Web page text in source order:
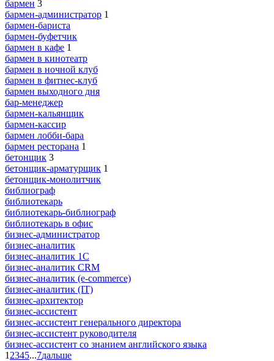
бармен 3
бармен-администратор 1
бармен-бариста
бармен-буфетчик
бармен в кафе 1
бармен в кинотеатр
бармен в ночной клуб
бармен в фитнес-клуб
бармен выходного дня
бар-менеджер
бармен-кальянщик
бармен-кассир
бармен лобби-бара
бармен ресторана 1
бетонщик 3
бетонщик-арматурщик 1
бетонщик-монолитчик
библиограф
библиотекарь
библиотекарь-библиограф
библиотекарь в офис
бизнес-администратор
бизнес-аналитик
бизнес-аналитик 1С
бизнес-аналитик CRM
бизнес-аналитик (e-commerce)
бизнес-аналитик (IT)
бизнес-архитектор
бизнес-ассистент
бизнес-ассистент генерального директора
бизнес-ассистент руководителя
бизнес-ассистент со знанием английского языка
1 2345...7дальше